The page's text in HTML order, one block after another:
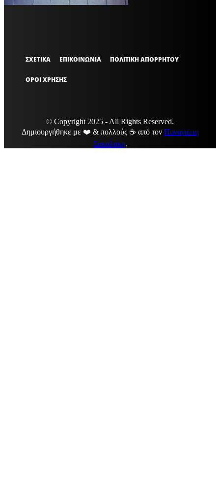
ΣΧΕΤΙΚΑ ΕΠΙΚΟΙΝΩΝΙΑ ΠΟΛΙΤΙΚΗ ΑΠΟΡΡΗΤΟΥ
ΟΡΟΙ ΧΡΗΣΗΣ
© Copyright 2025 - All Rights Reserved.
Δημιουργήθηκε με ❤️ & πολλούς ☕ από τον Παναγιώτη
Σακαλάκη.